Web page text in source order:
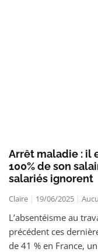
Arrêt maladie : il
100% de son
salariés ignorent
Claire 19/06/2025
L’absentéisme au
précédent ces
de 41 % en France, un